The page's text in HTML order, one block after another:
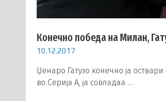
Конечно победа на Милан,
10.12.2017
Џенаро Гатузо конечно ја
во Серија А, ја совладаа …